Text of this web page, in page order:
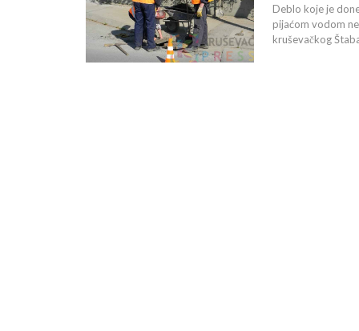
Deblo koje je
pijaćom vodom
kruševačkog